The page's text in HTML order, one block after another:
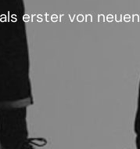
erster von neuen